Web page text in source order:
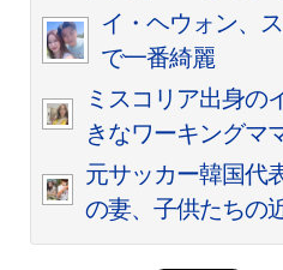
イ・ヘウォン、
で一番綺麗
ミスコリア出身の
きなワーキングマ
元サッカー韓国代
の妻、子供たちの